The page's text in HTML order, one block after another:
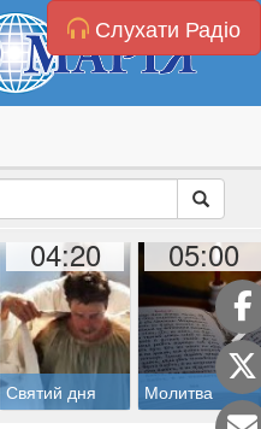
Слухати Радіо
04:20
Святий дня
05:00
Молитва